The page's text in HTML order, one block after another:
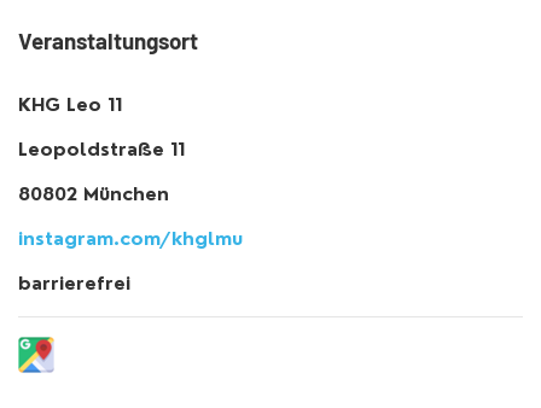
Veranstaltungsort
KHG Leo 11
Leopoldstraße 11
80802 München
instagram.com/khglmu
barrierefrei